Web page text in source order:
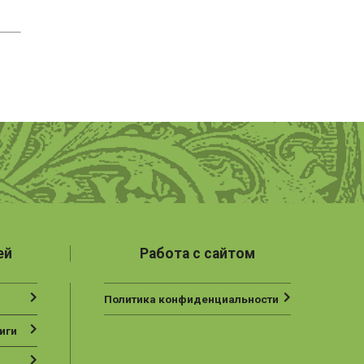
Работа с сайтом
Политика конфиденциальности